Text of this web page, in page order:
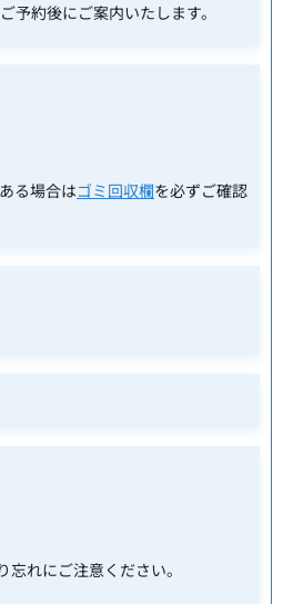
予約後にご案内いたします。
る場合はゴミ回収欄を必ずご確認
れにご注意ください。